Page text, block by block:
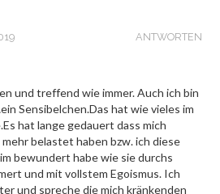
ANTWORTEN
und treffend wie immer. Auch ich bin
Sensibelchen.Das hat wie vieles im
hat lange gedauert dass mich
belastet haben bzw. ich diese
bewundert habe wie sie durchs
und mit vollstem Egoismus. Ich
und spreche die mich kränkenden